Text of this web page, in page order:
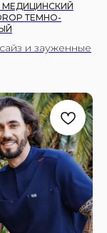
ТЕМНО-
и зауженные